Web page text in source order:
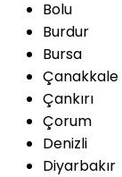
Bolu
Burdur
Bursa
Çanakkale
Çankırı
Çorum
Denizli
Diyarbakır